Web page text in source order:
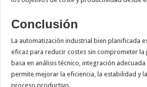
Conclusión
La automatización industrial bien planificada
eficaz para reducir costes sin comprometer la
basa en análisis técnico, integración adecuada
permite mejorar la eficiencia, la estabilidad y
proceso productivo.